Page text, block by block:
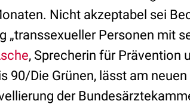
Nicht akzeptabel sei
„transsexueller Personen mit
, Sprecherin für Prävention
90/Die Grünen, lässt am
der